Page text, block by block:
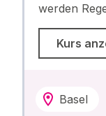
werden
Kurs
Basel